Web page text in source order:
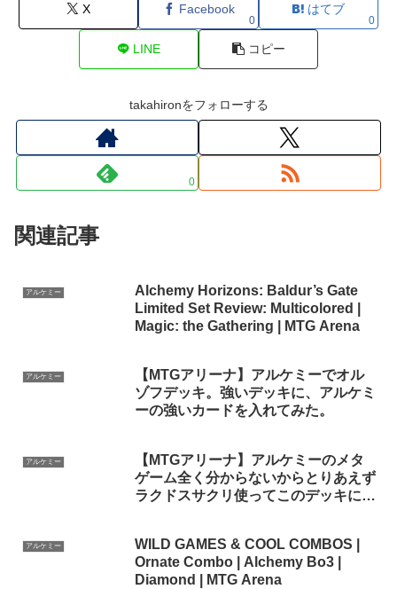
X Facebook
0
はてブ
0
LINE コピー
takahironをフォローする
0
関連記事
アルケミー
Alchemy Horizons: Baldur’s Gate
Limited Set Review: Multicolored |
Magic: the Gathering | MTG Arena
アルケミー
【MTGアリーナ】アルケミーでオル
ゾフデッキ。強いデッキに、アルケミ
ーの強いカードを入れてみた。
アルケミー
【MTGアリーナ】アルケミーのメタ
ゲーム全く分からないからとりあえず
ラクドスサクリ使ってこのデッキに勝
アルケミー
WILD GAMES & COOL COMBOS |
Ornate Combo | Alchemy Bo3 |
Diamond | MTG Arena